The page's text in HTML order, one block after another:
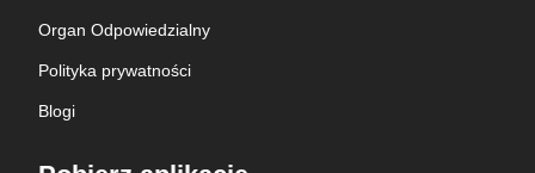
Organ Odpowiedzialny
Polityka prywatności
Blogi